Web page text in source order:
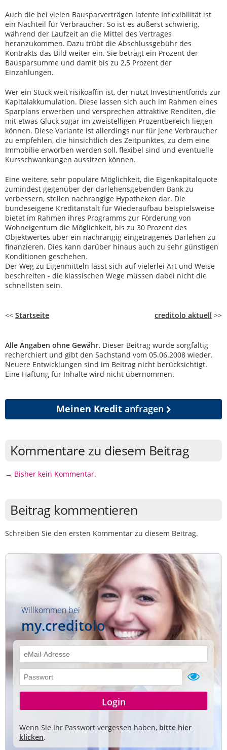
Auch die bei vielen Bausparverträgen latente Inflexibilität ist
ein Nachteil für Verbraucher. So ist es äußerst schwierig,
während der Laufzeit an die Mittel des Vertrages
heranzukommen. Dazu trübt die Abschlussgebühr des
Kontrakts das Bild weiter ein. Sie beträgt ein Prozent der
Bausparsumme und damit bis zu 2,5 Prozent der
Einzahlungen.
Wer ein Stück weit risikoaffin ist, der nutzt Investmentfonds zur
Kapitalakkumulation. Diese lassen sich auch im Rahmen eines
Sparplans erwerben und versprechen attraktive Renditen, die
mit etwas Glück sogar im zweistelligen Prozentbereich liegen
können. Diese Variante ist allerdings nur für jene Verbraucher
zu empfehlen, die hinsichtlich des Zeitpunktes, zu dem eine
Immobilie erworben werden soll, flexibel sind und eventuelle
Kursschwankungen aussitzen können.
Eine weitere, sehr populäre Möglichkeit, die Eigenkapitalquote
zumindest gegenüber der darlehensgebenden Bank zu
verbessern, stellen nachrangige Hypotheken dar. Die
bundeseigene Kreditanstalt für Wiederaufbau beispielsweise
bietet im Rahmen ihres Programms zur Förderung von
Wohneigentum die Möglichkeit, bis zu 30 Prozent des
Objektwertes über ein nachrangig eingetragenes Darlehen zu
finanzieren. Dies kann darüber hinaus auch zu sehr günstigen
Konditionen geschehen.
Der Weg zu Eigenmitteln lässt sich auf vielerlei Art und Weise
beschreiten - die klassischen Wege müssen dabei nicht die
schnellsten sein.
<< Startseite creditolo aktuell >>
Alle Angaben ohne Gewähr. Dieser Beitrag wurde sorgfältig
recherchiert und gibt den Sachstand vom 05.06.2008 wieder.
Neuere Entwicklungen sind im Beitrag nicht berücksichtigt.
Eine Haftung für Inhalte wird nicht übernommen.
Meinen Kreditanfragen
Kommentare zu diesem Beitrag
→ Bisher kein Kommentar.
Beitrag kommentieren
Schreiben Sie den ersten Kommentar zu diesem Beitrag.
Willkommen bei
my.creditolo
Wenn Sie Ihr Passwort vergessen haben, bitte hier
klicken.